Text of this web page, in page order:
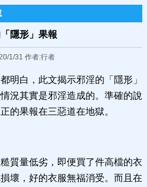
隱形」果報
1/31 作者:行者
明白，此文揭示邪淫的「隱形」
況其實是邪淫造成的。準確的說
的果報在三惡道在地獄。
質量低劣，即便買了件高檔的衣
壞，好的衣服無福消受。而且在